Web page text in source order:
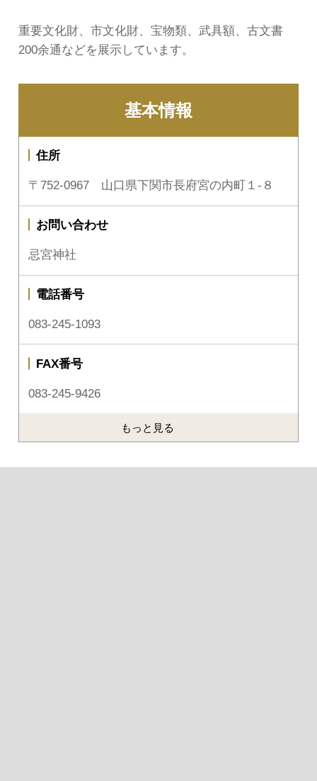
重要文化財、市文化財、宝物類、武具額、古文書
200余通などを展示しています。
基本情報
住所
〒752-0967 山口県下関市長府宮の内町１-８
お問い合わせ
忌宮神社
電話番号
083-245-1093
FAX番号
083-245-9426
もっと見る